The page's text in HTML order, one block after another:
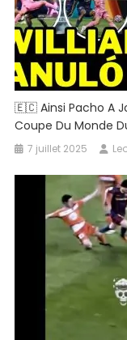
🇪🇨 Ainsi Pacho A
Coupe Du Monde
7 juillet 2025